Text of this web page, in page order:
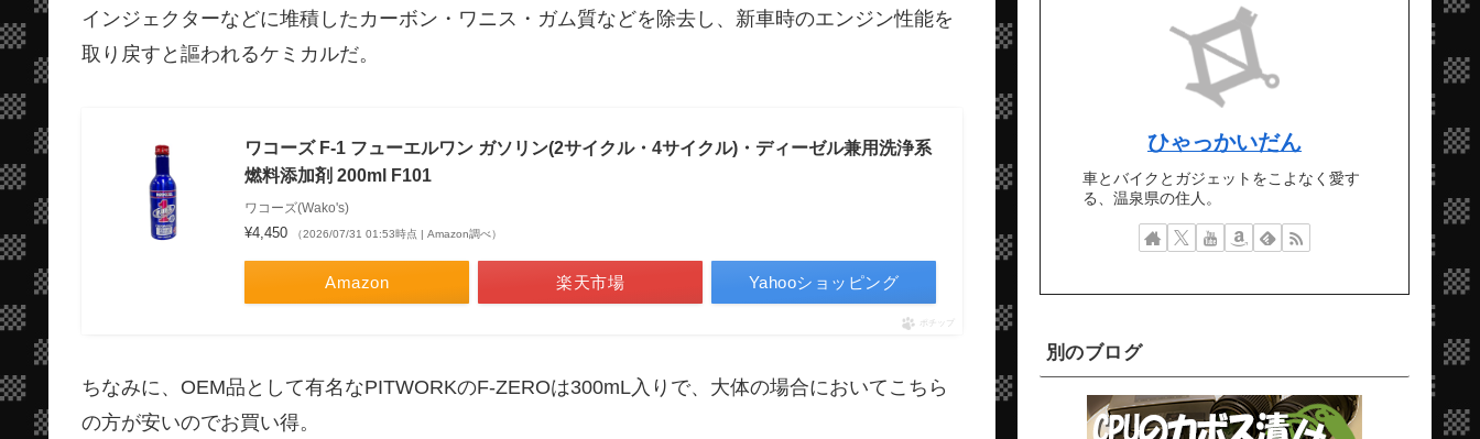
インジェクターなどに堆積したカーボン・ワニス・ガム質などを除去し、新車時のエンジン性能を
取り戻すと謳われるケミカルだ。
ワコーズ F-1 フューエルワン ガソリン(2サイクル・4サイクル)・ディーゼル兼用洗浄系
燃料添加剤 200ml F101
ワコーズ(Wako's)
¥4,450 （2026/07/31 01:53時点 | Amazon調べ）
Amazon 楽天市場 Yahooショッピング
ポチップ
ちなみに、OEM品として有名なPITWORKのF-ZEROは300mL入りで、大体の場合においてこちら
の方が安いのでお買い得。
ひゃっかいだん
車とバイクとガジェットをこよなく愛す
る、温泉県の住人。
別のブログ